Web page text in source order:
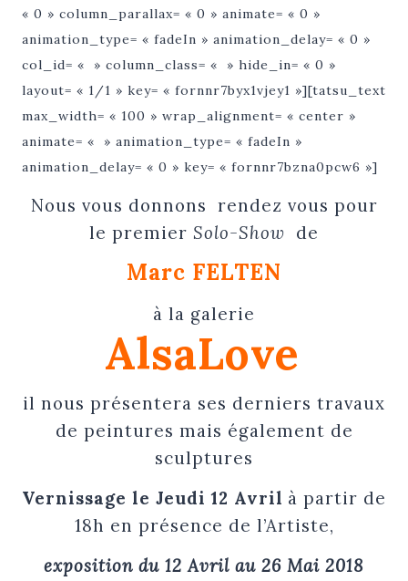
« 0 » column_parallax= « 0 » animate= « 0 »
animation_type= « fadeIn » animation_delay= « 0 »
col_id= « » column_class= « » hide_in= « 0 »
layout= « 1/1 » key= « fornnr7byx1vjey1 »][tatsu_text
max_width= « 100 » wrap_alignment= « center »
animate= « » animation_type= « fadeIn »
animation_delay= « 0 » key= « fornnr7bzna0pcw6 »]
Nous vous donnons rendez vous pour
le premier Solo-Show de
Marc FELTEN
à la galerie
AlsaLove
il nous présentera ses derniers travaux
de peintures mais également de
sculptures
Vernissage le Jeudi 12 Avril à partir de
18h en présence de l’Artiste,
exposition du 12 Avril au 26 Mai 2018